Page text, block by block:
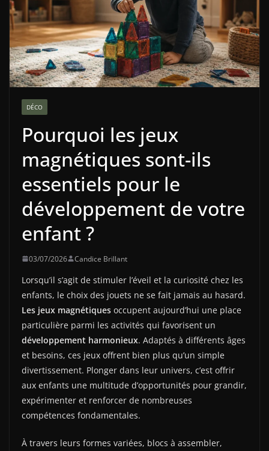
DÉCO
Pourquoi les jeux
magnétiques sont-ils
essentiels pour le
développement de votre
enfant ?
03/07/2026 Candice Brillant
Lorsqu’il s’agit de stimuler l’éveil et la curiosité chez les
enfants, le choix des jouets ne se fait jamais au hasard.
Les jeux magnétiques occupent aujourd’hui une place
particulière parmi les activités qui favorisent un
développement harmonieux. Adaptés à différents âges
et besoins, ces jeux offrent bien plus qu’un simple
divertissement. Plonger dans leur univers, c’est offrir
aux enfants une multitude d’opportunités pour grandir,
expérimenter et renforcer de nombreuses
compétences fondamentales.
À travers leurs formes variées, blocs à assembler,